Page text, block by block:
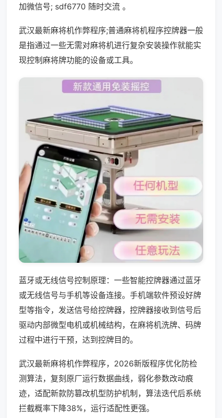
加微信号; sdf6770 随时交流 。
武汉最新麻将机作弊程序;普通麻将机程序控牌器一般
是指通过一些无需对麻将机进行复杂安装操作就能实
现控制麻将牌功能的设备或工具。
蓝牙或无线信号控制原理：一些智能控牌器通过蓝牙
或无线信号与手机等设备连接。手机端软件预设好牌
型等指令，发送信号给控牌器，控牌器接收到信号后
驱动内部微型电机或机械结构，在麻将机洗牌、码牌
过程中进行干预，达到控牌目的。
武汉最新麻将机作弊程序，2026新版程序优化防检
测算法，复刻原厂运行数据曲线，弱化参数改动痕
迹，适配新款防篡改机型防护机制，算法迭代后系统
拦截概率下降38%，运行适配性更强。